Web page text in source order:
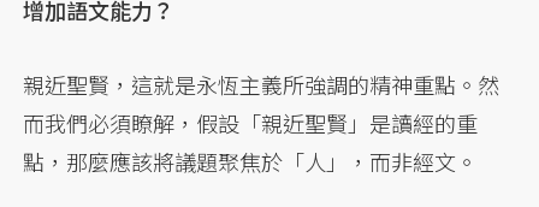
增加語文能力？
親近聖賢，這就是永恆主義所強調的精神重點。然
而我們必須瞭解，假設「親近聖賢」是讀經的重
點，那麼應該將議題聚焦於「人」，而非經文。